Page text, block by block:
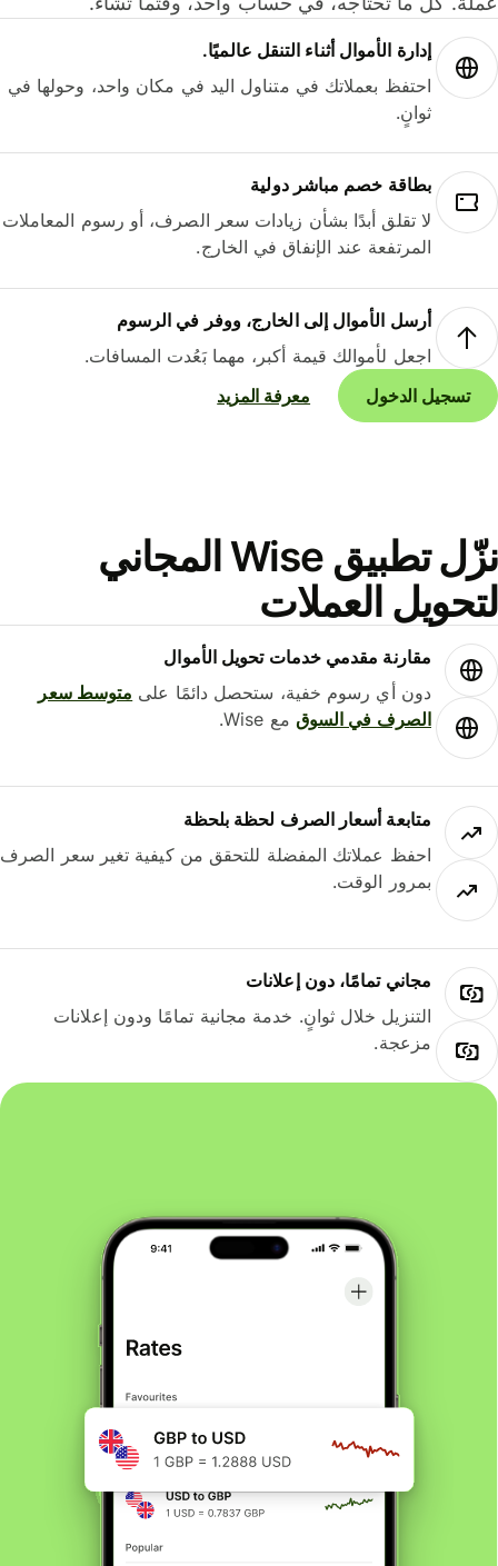
إدارة الأموال أثناء التنقل عالميًا.
احتفظ بعملاتك في متناول اليد في مكان واحد، وحولها في
ثوانٍ.
بطاقة خصم مباشر دولية
لا تقلق أبدًا بشأن زيادات سعر الصرف، أو رسوم المعاملات
المرتفعة عند الإنفاق في الخارج.
أرسل الأموال إلى الخارج، ووفر في الرسوم
اجعل لأموالك قيمة أكبر، مهما بَعُدت المسافات.
تسجيل الدخول
معرفة المزيد
نزّل تطبيق Wise المجاني
العملات
مقارنة مقدمي خدمات تحويل الأموال
دون أي رسوم خفية، ستحصل دائمًا علىمتوسط ​​سعر
الصرف في السوقمع Wise.
متابعة أسعار الصرف لحظة بلحظة
احفظ عملاتك المفضلة للتحقق من كيفية تغير سعر الصرف
بمرور الوقت.
مجاني تمامًا، دون إعلانات
التنزيل خلال ثوانٍ. خدمة مجانية تمامًا ودون إعلانات
مزعجة.